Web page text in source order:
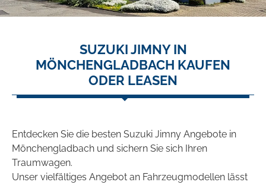
SUZUKI JIMNY IN
MÖNCHENGLADBACH KAUFEN
ODER LEASEN
Entdecken Sie die besten Suzuki Jimny Angebote in
Mönchengladbach und sichern Sie sich Ihren
Traumwagen.
Unser vielfältiges Angebot an Fahrzeugmodellen lässt